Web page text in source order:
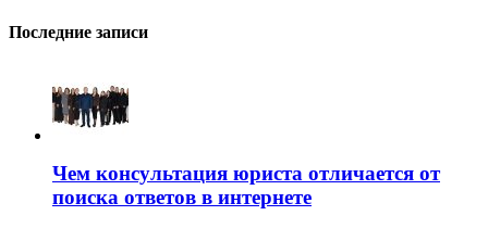
Последние записи
Чем консультация юриста отличается от
поиска ответов в интернете